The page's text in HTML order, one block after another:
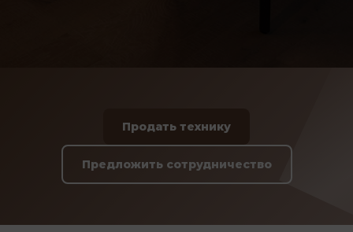
Продать технику
Предложить сотрудничество